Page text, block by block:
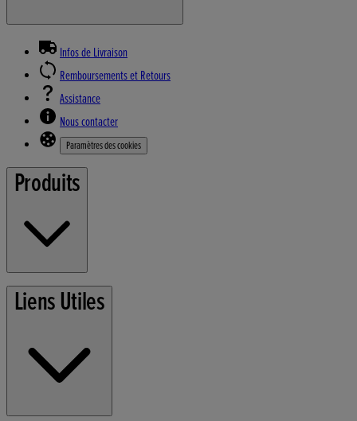
Infos de Livraison
Remboursements et Retours
Assistance
Nous contacter
Paramètres des cookies
Produits
Tondeuses
Outils de Jardin
Liens Utiles